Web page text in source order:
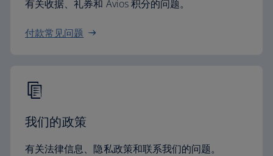
有关收据、礼券和 Avios 积分的问题。
付款常见问题
我们的政策
有关法律信息、隐私政策和联系我们的问题。